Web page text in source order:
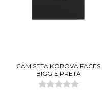
CAMISETA KOROVA FACES
BIGGIE PRETA